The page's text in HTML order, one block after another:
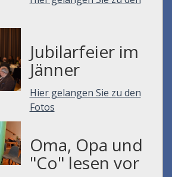
Jubilarfeier im
Jänner
Hier gelangen Sie zu den
Fotos
Oma, Opa und
"Co" lesen vor